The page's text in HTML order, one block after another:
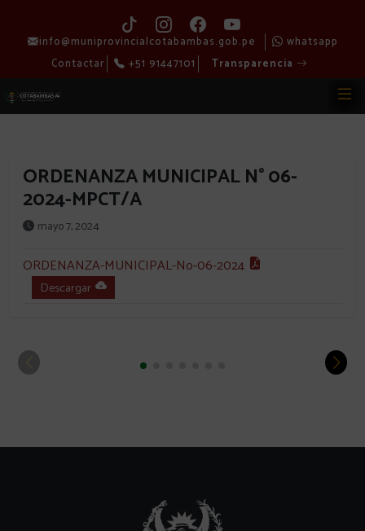
info@muniprovincialcotabambas.gob.pe
whatsapp
Contactar
+51 91447101 Transparencia
ORDENANZA MUNICIPAL N° 06-
2024-MPCT/A
mayo 7, 2024
ORDENANZA-MUNICIPAL-No-06-2024
Descargar